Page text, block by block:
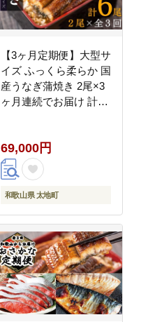
【3ヶ月定期便】大型サ
イズ ふっくら柔らか 国
産うなぎ蒲焼き 2尾×3
ヶ月連続でお届け 計6
焼き たれ 人気 定期便
ふるさと納税 ３か月 3
ヶ【tkb309】
69,000円
和歌山県 太地町